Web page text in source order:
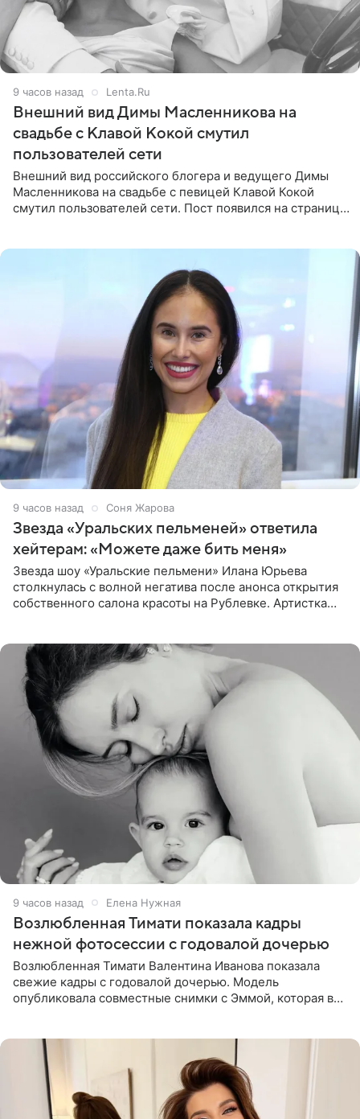
9 часов назад Lenta.Ru
Внешний вид Димы Масленникова на
свадьбе с Клавой Кокой смутил
пользователей сети
Внешний вид российского блогера и ведущего Димы
Масленникова на свадьбе с певицей Клавой Кокой
смутил пользователей сети. Пост появился на странице
9 часов назад Соня Жарова
Звезда «Уральских пельменей» ответила
хейтерам: «Можете даже бить меня»
Звезда шоу «Уральские пельмени» Илана Юрьева
столкнулась с волной негатива после анонса открытия
собственного салона красоты на Рублевке. Артистка
9 часов назад Елена Нужная
Возлюбленная Тимати показала кадры
нежной фотосессии с годовалой дочерью
Возлюбленная Тимати Валентина Иванова показала
свежие кадры с годовалой дочерью. Модель
опубликовала совместные снимки с Эммой, которая в